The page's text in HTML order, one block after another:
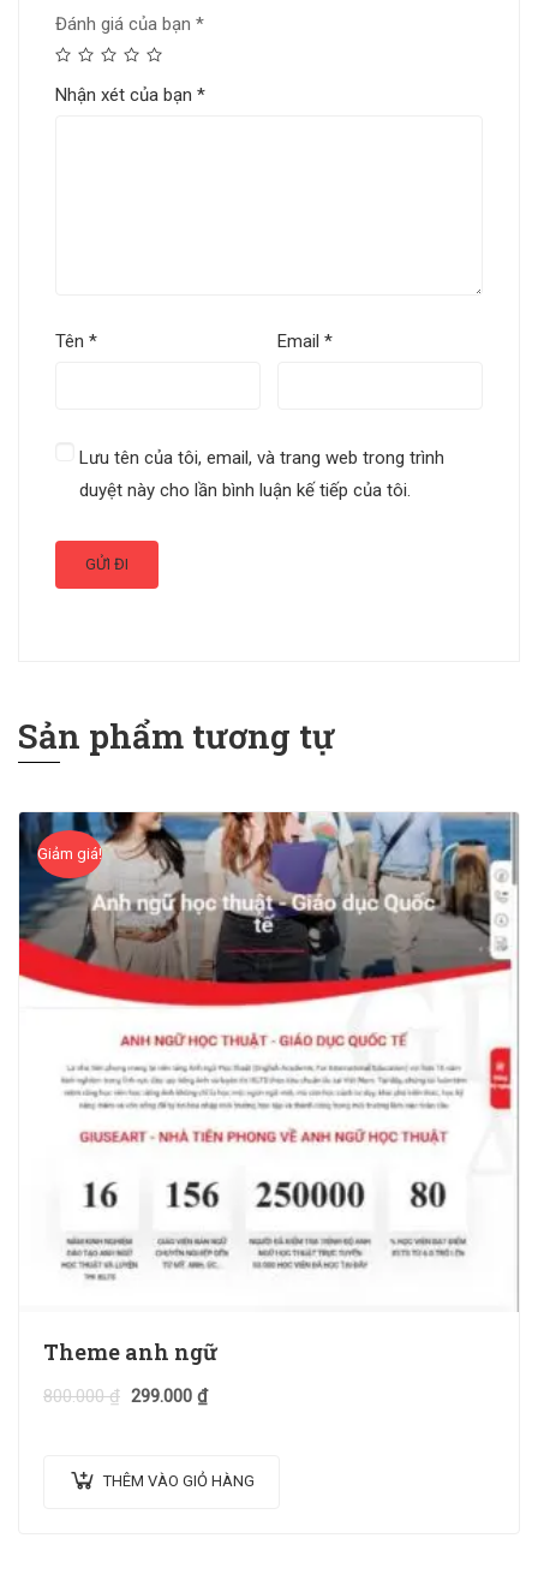
Đánh giá của bạn *
Nhận xét của bạn *
Tên * Email*
Lưu tên của tôi, email, và trang web trong trình
duyệt này cho lần bình luận kế tiếp của tôi.
Sản phẩm tương tự
Giảm giá!
Theme anh ngữ
800.000₫ 299.000 ₫
THÊM VÀO GIỎ HÀNG